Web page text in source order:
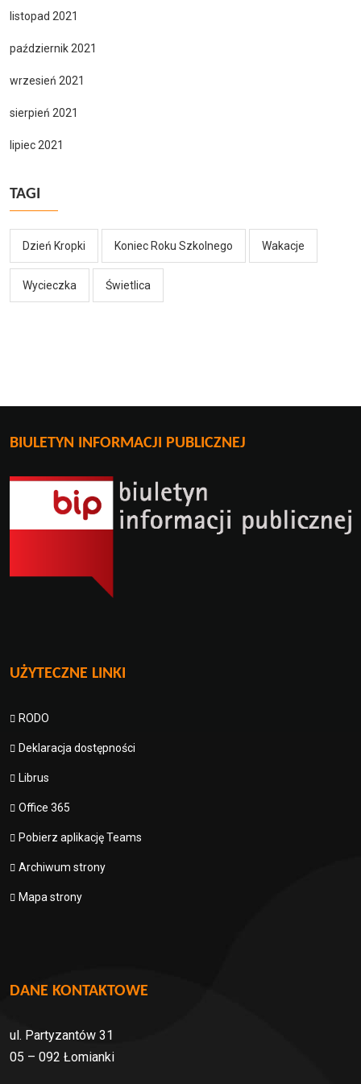
listopad 2021
październik 2021
wrzesień 2021
sierpień 2021
lipiec 2021
TAGI
Dzień Kropki Koniec Roku Szkolnego Wakacje
Wycieczka Świetlica
BIULETYN INFORMACJI PUBLICZNEJ
UŻYTECZNE LINKI
RODO
Deklaracja dostępności
Librus
Office 365
Pobierz aplikację Teams
Archiwum strony
Mapa strony
DANE KONTAKTOWE
ul. Partyzantów 31
05 – 092 Łomianki